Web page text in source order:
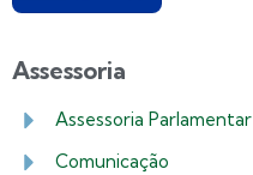
Assessoria
Assessoria Parlamentar
Comunicação